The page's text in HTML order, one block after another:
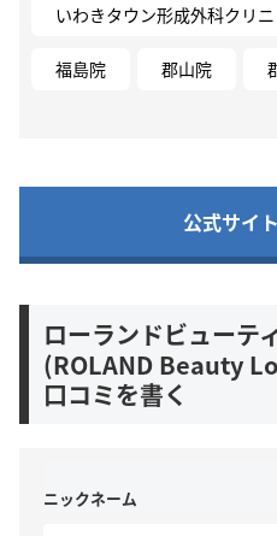
いわきタウン形成外科クリ
福島院 郡山院
公式サイ
ローランドビューテ
(ROLAND Beauty
口コミを書く
ニックネーム